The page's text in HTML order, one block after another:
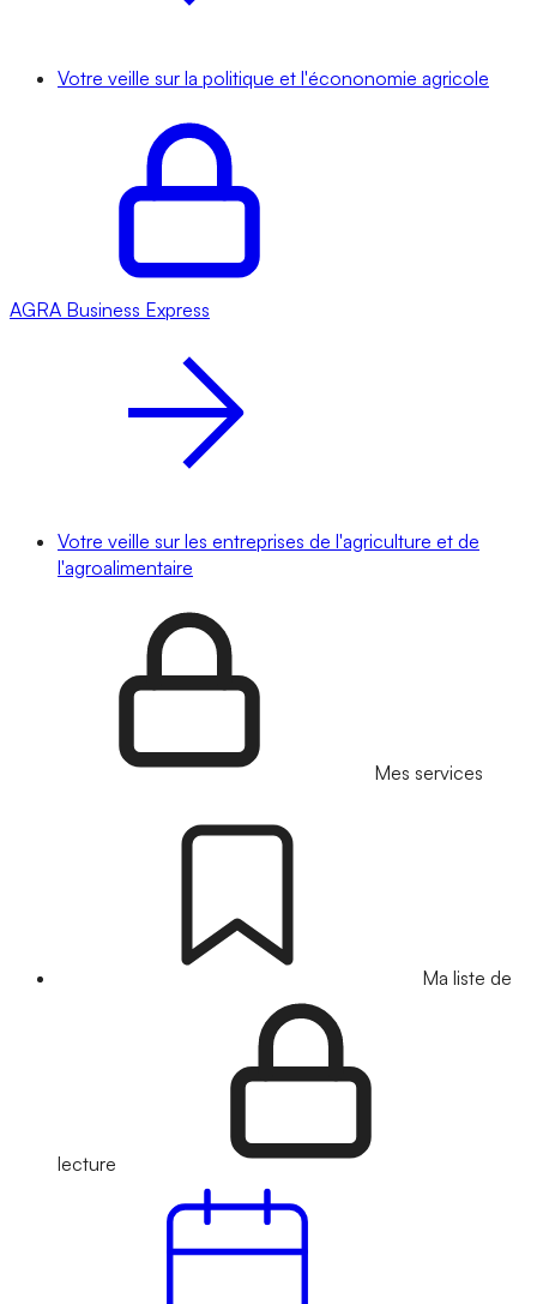
Votre veille sur la politique et l'écononomie agricole
AGRA Business Express
Votre veille sur les entreprises de l'agriculture et de
l'agroalimentaire
Mes services
Ma liste de
lecture